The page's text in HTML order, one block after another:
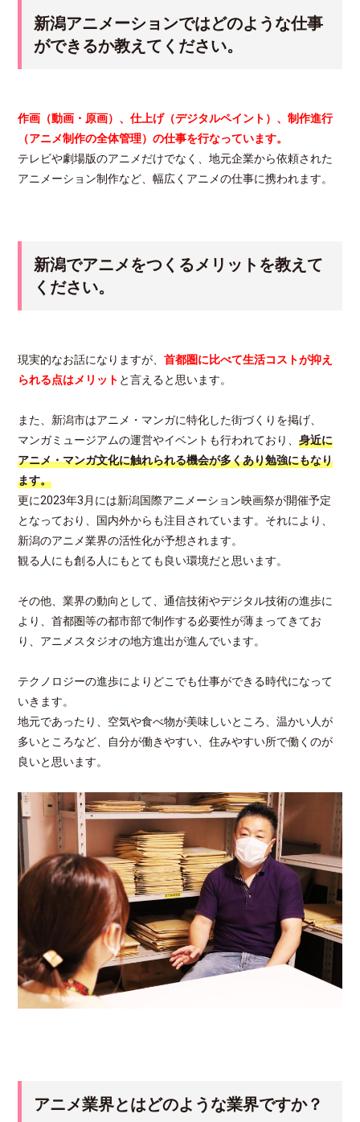
新潟アニメーションではどのような仕事
ができるか教えてください。
作画（動画・原画）、仕上げ（デジタルペイント）、制作進行
（アニメ制作の全体管理）の仕事を行なっています。
テレビや劇場版のアニメだけでなく、地元企業から依頼された
アニメーション制作など、幅広くアニメの仕事に携われます。
新潟でアニメをつくるメリットを教えて
ください。
現実的なお話になりますが、首都圏に比べて生活コストが抑え
られる点はメリット と言えると思います。
また、新潟市はアニメ・マンガに特化した街づくりを掲げ、
マンガミュージアムの運営やイベントも行われており、身近に
アニメ・マンガ文化に触れられる機会が多くあり勉強にもなり
ます。
更に2023年3月には新潟国際アニメーション映画祭が開催予定
となっており、国内外からも注目されています。それにより、
新潟のアニメ業界の活性化が予想されます。
観る人にも創る人にもとても良い環境だと思います。
その他、業界の動向として、通信技術やデジタル技術の進歩に
より、首都圏等の都市部で制作する必要性が薄まってきてお
り、アニメスタジオの地方進出が進んでいます。
テクノロジーの進歩によりどこでも仕事ができる時代になって
いきます。
地元であったり、空気や食べ物が美味しいところ、温かい人が
多いところなど、自分が働きやすい、住みやすい所で働くのが
良いと思います。
アニメ業界とはどのような業界ですか？